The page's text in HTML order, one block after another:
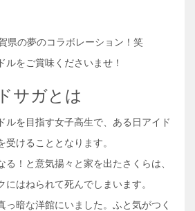
県の夢のコラボレーション！笑
ルをご賞味くださいませ！
サガとは
ルを目指す女子高生で、ある日アイド
受けることとなります。
る！と意気揚々と家を出たさくらは、
にはねられて死んでしまいます。
っ暗な洋館にいました。ふと気がつく